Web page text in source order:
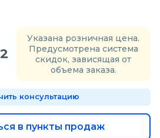
Указана розничная цена.
Предусмотрена система
скидок, зависящая от
объема заказа.
консультацию
в пункты продаж